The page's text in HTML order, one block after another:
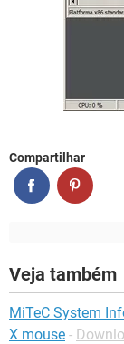
Compartilhar
Veja também
MiTeC System
X mouse -